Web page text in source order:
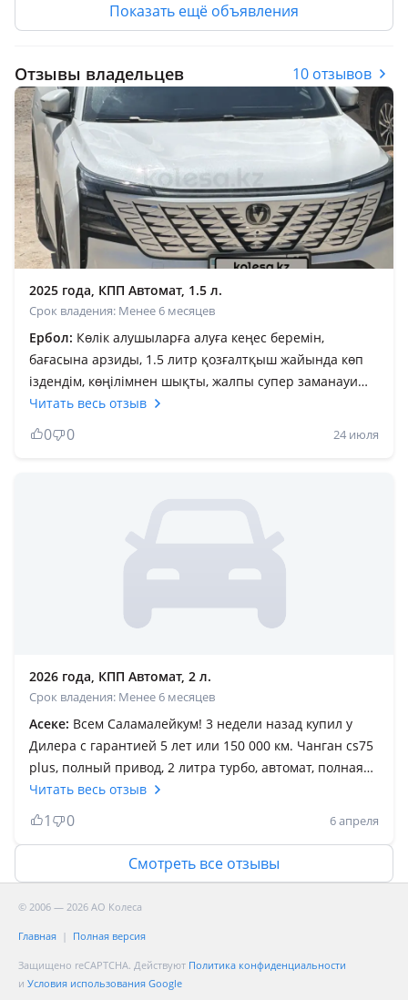
Показать ещё объявления
Отзывы владельцев 10 отзывов
2025 года, КПП Автомат, 1.5 л.
Срок владения: Менее 6 месяцев
Ербол: Көлік алушыларға алуға кеңес беремін,
бағасына арзиды, 1.5 литр қозғалтқыш жайында көп
іздендім, көңілімнен шықты, жалпы супер заманауи
жалықпайтын көлік, 1.5 л қозғатлқыш жайында жап
жақсы жүйрік қозғалтқыш Енді Мерс, Бмв, Лексус
лакшри көліктермен салыстырмаңыздар, әйтседе
Читать весь отзыв
0 0 24 июля
2026 года, КПП Автомат, 2 л.
Срок владения: Менее 6 месяцев
Асеке: Всем Саламалейкум! 3 недели назад купил у
Дилера с гарантией 5 лет или 150 000 км. Чанган cs75
plus, полный привод, 2 литра турбо, автомат, полная
комплектация Tech. У двигателя блок чугунный,
коробка автомат Японская Aisin. Поэтому думаю, что
агрегаты всё таки надежные (если вовремя проходить
ТО, и заправлять бензин марки АИ-95). Машина
комфортная, мягкая, взбитая, ходовка мячик,
прохожу обкатку двигателя, и адаптацию гидравлики
АКПП. Думаю адаптация гидравлики АКПП будет
длиться до пробега 2500-3000 км. По началу АКПП
Читать весь отзыв
1 0 6 апреля
Смотреть все отзывы
© 2006 — 2026 АО Колеса
Главная Полная версия
Защищено reCAPTCHA. Действуют Политика конфиденциальности
и Условия использования Google